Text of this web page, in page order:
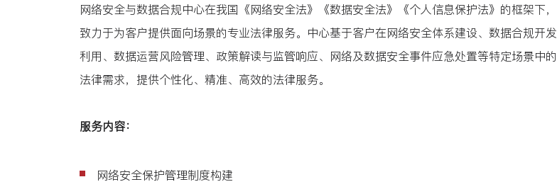
网络安全与数据合规中心在我国《网络安全法》《数据安全法》《个人信息保护法》的框架下，
致力于为客户提供面向场景的专业法律服务。中心基于客户在网络安全体系建设、数据合规开发
利用、数据运营风险管理、政策解读与监管响应、网络及数据安全事件应急处置等特定场景中的
法律需求，提供个性化、精准、高效的法律服务。
服务内容：
网络安全保护管理制度构建